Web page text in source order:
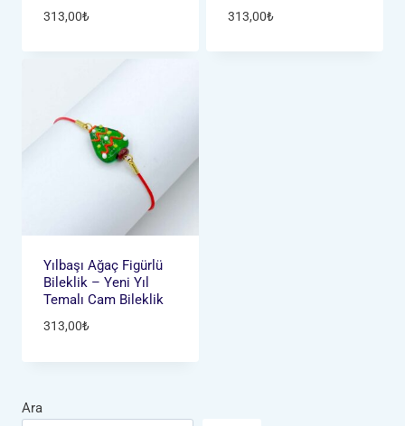
313,00₺ 313,00₺
Yılbaşı Ağaç Figürlü
Bileklik – Yeni Yıl
Temalı Cam Bileklik
313,00₺
Ara